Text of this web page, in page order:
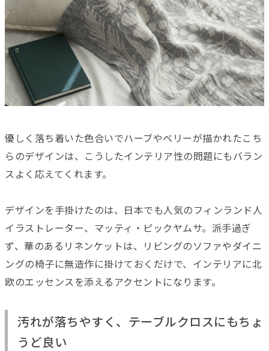
優しく落ち着いた色合いでハーブやベリーが描かれたこち
らのデザインは、こうしたインテリア性の問題にもバラン
スよく応えてくれます。
デザインを手掛けたのは、日本でも人気のフィンランド人
イラストレーター、マッティ・ピックヤムサ。派手過ぎ
ず、華のあるリネンケットは、リビングのソファやダイニ
ングの椅子に無造作に掛けておくだけで、インテリアに北
欧のエッセンスを添えるアクセントになります。
汚れが落ちやすく、テーブルクロスにもちょ
うど良い